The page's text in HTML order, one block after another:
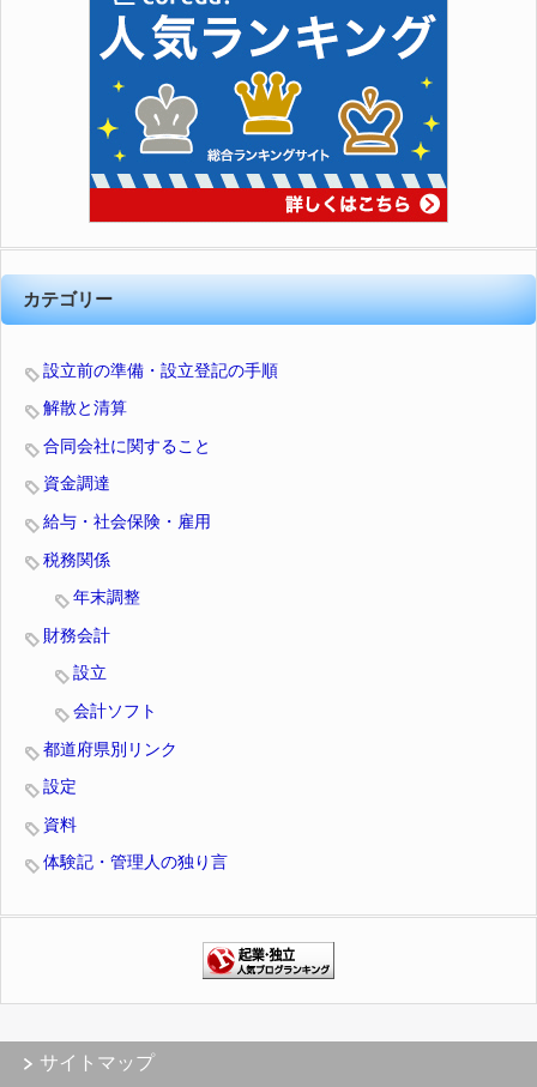
カテゴリー
設立前の準備・設立登記の手順
解散と清算
合同会社に関すること
資金調達
給与・社会保険・雇用
税務関係
年末調整
財務会計
設立
会計ソフト
都道府県別リンク
設定
資料
体験記・管理人の独り言
サイトマップ